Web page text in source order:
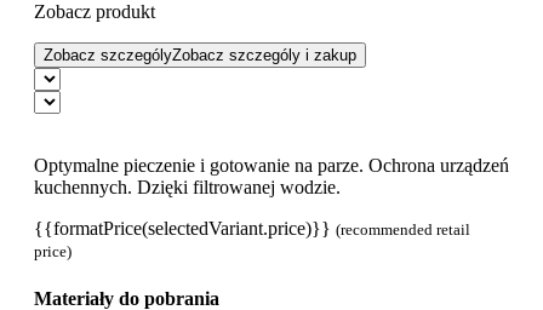
Zobacz produkt
Zobacz szczególyZobacz szczególy i zakup
Optymalne pieczenie i gotowanie na parze. Ochrona urządzeń
kuchennych. Dzięki filtrowanej wodzie.
{{formatPrice(selectedVariant.price)}} (recommended retail
price)
Materiały do pobrania